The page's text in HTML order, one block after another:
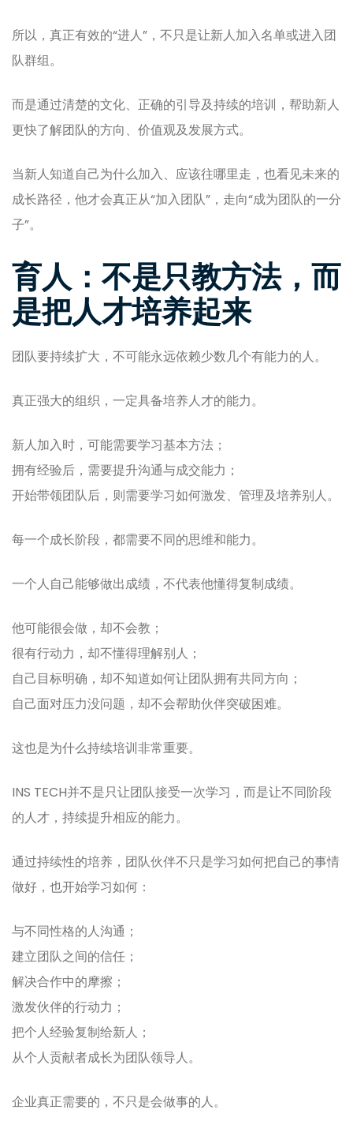
所以，真正有效的“进人”，不只是让新人加入名单或进入团
队群组。
而是通过清楚的文化、正确的引导及持续的培训，帮助新人
更快了解团队的方向、价值观及发展方式。
当新人知道自己为什么加入、应该往哪里走，也看见未来的
成长路径，他才会真正从“加入团队”，走向“成为团队的一分
子”。
育人：不是只教方法，而
是把人才培养起来
团队要持续扩大，不可能永远依赖少数几个有能力的人。
真正强大的组织，一定具备培养人才的能力。
新人加入时，可能需要学习基本方法；
拥有经验后，需要提升沟通与成交能力；
开始带领团队后，则需要学习如何激发、管理及培养别人。
每一个成长阶段，都需要不同的思维和能力。
一个人自己能够做出成绩，不代表他懂得复制成绩。
他可能很会做，却不会教；
很有行动力，却不懂得理解别人；
自己目标明确，却不知道如何让团队拥有共同方向；
自己面对压力没问题，却不会帮助伙伴突破困难。
这也是为什么持续培训非常重要。
INS TECH并不是只让团队接受一次学习，而是让不同阶段
的人才，持续提升相应的能力。
通过持续性的培养，团队伙伴不只是学习如何把自己的事情
做好，也开始学习如何：
与不同性格的人沟通；
建立团队之间的信任；
解决合作中的摩擦；
激发伙伴的行动力；
把个人经验复制给新人；
从个人贡献者成长为团队领导人。
企业真正需要的，不只是会做事的人。